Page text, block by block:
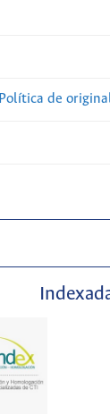
Política de